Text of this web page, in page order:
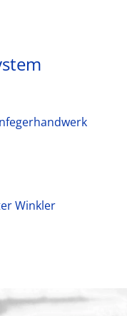
Winkler